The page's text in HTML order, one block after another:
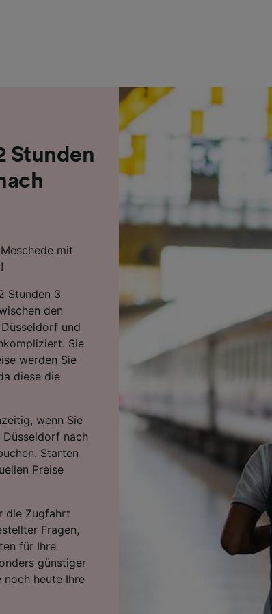
Stunden
mit
Stunden 3
den
und
Sie
werden Sie
diese die
wenn Sie
nach
Starten
Preise
die Zugfahrt
Fragen,
für Ihre
günstiger
noch heute Ihre